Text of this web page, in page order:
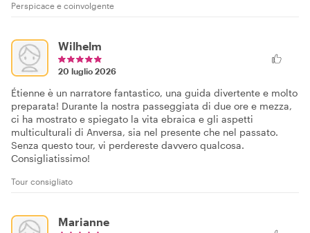
Perspicace e coinvolgente
Wilhelm
20 luglio 2026
Étienne è un narratore fantastico, una guida divertente e molto
preparata! Durante la nostra passeggiata di due ore e mezza,
ci ha mostrato e spiegato la vita ebraica e gli aspetti
multiculturali di Anversa, sia nel presente che nel passato.
Senza questo tour, vi perdereste davvero qualcosa.
Consigliatissimo!
Tour consigliato
Marianne